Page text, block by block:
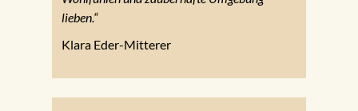
lieben.“
Klara Eder-Mitterer